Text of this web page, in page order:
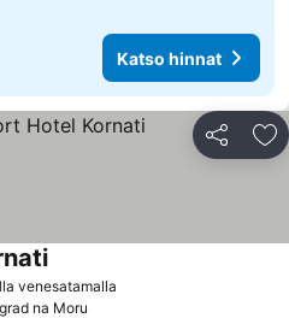
Katso hinnat
Jaa
venesatamalla
na Moru